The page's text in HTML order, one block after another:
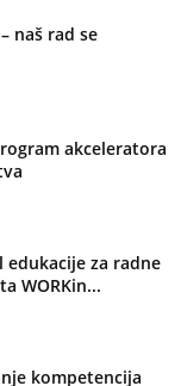
naš rad se
akceleratora
edukacije za radne
WORKin...
kompetencija